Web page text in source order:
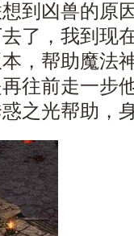
到凶兽的原
了，我到现
，帮助魔法
往前走一步
之光帮助，